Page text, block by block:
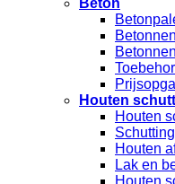
Beton
Houten
Houten
Houten
Lak en